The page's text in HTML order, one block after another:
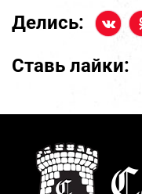
Делись:
Ставь лайки: